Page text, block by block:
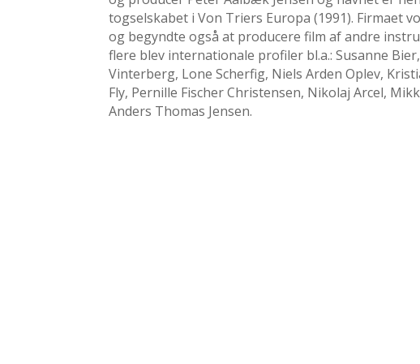
togselskabet i Von Triers Europa (1991). Firmaet
og begyndte også at producere film af andre
flere blev internationale profiler bl.a.: Susanne
Vinterberg, Lone Scherfig, Niels Arden Oplev,
Fly, Pernille Fischer Christensen, Nikolaj Arcel,
Anders Thomas Jensen.